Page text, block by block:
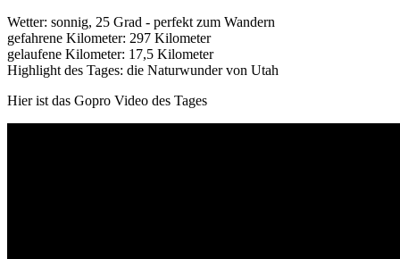
Wetter: sonnig, 25 Grad - perfekt zum Wandern
gefahrene Kilometer: 297 Kilometer
gelaufene Kilometer: 17,5 Kilometer
Highlight des Tages: die Naturwunder von Utah
Hier ist das Gopro Video des Tages